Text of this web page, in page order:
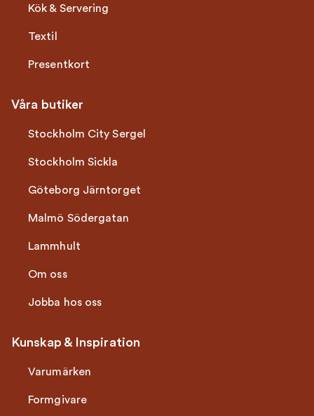
Kök & Servering
Textil
Presentkort
Våra butiker
Stockholm City Sergel
Stockholm Sickla
Göteborg Järntorget
Malmö Södergatan
Lammhult
Om oss
Jobba hos oss
Kunskap & Inspiration
Varumärken
Formgivare